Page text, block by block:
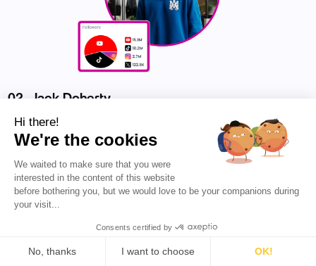
02. Jack Doherty
Jack Doherty es una personalidad de las redes sociales
y YouTuber con más de 7 millones de suscriptores en
su canal. Es conocido por sus parodias cómicas,
entrevistas y bromas, las cuales comparte en varias
plataformas de redes sociales como TikTok e
Instagram. Su contenido incluye principalmente
entrevistas con desconocidos, sketches cómicos y
estilo de vida, que comparte en sus plataformas de
redes sociales. Con frecuencia comparte sus opiniones
sobre varias celebridades y eventos, lo que le ha hecho
Hi there!
We're the cookies
We waited to make sure that you were
interested in the content of this website
before bothering you, but we would love to be your companions during
your visit...
Consents certified by
No, thanks I want to choose OK!